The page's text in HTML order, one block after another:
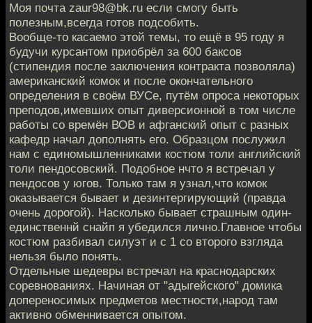
Моя почта zaur98@bk.ru если смогу быть
полезным,всегда готов подсобить.
Вообще-то касаемо этой темы, то ещё в 95 году я
будучи курсантом приобрёл за 600 баксов
(стипендия после заключения контракта позволяла)
американский комок и после окончательного
определения в своём ВУСе, путём опроса некоторых
преподов,имевших опыт диверсионной в том числе
работы со времён ВОВ и афганский опыт с разных
кафедр начал дополнять его. Образцом послужил
нам с единомышленниками костюм толи английский
толи пендосовский. Подобное нчто я встречал у
пендосов у югов. Только там я узнал,что комок
оказывается бывает и дезинтергирующий (правда
очень дорогой). Насколько бывает страшным один-
единственнй снайп я убедился лично.Главное чтобы
костюм разбивал силуэт и с 1 со второго взгляда
нельзя было понять.
Отдельные шедевры встречал на краснодарских
соревнованиях. Начиная от "адыгейского" домика
допереносимых предметов местности,народ там
активно обменнивается опытом.